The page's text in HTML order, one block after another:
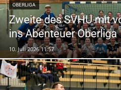
OBERLIGA
Zweite des SVHU mit
ins Abenteuer Oberliga
10. Juli 2026 11:57